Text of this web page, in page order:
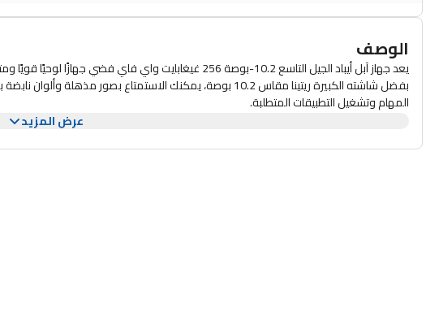
الوصف
يعد جهاز آبل أيباد الجيل التاسع 10.2-بوصة 256 غيغابايت واي فاي فضي جهازًا لوحيًا قويًا ومتعدد الاستخدامات يوفر تجربة مستخدم سلسة.
المهام وتشغيل التطبيقات المتطلبة.
كما يتميز بسعة تخزين تبلغ 256 غيغابايت، مما يوفر مساحة كبيرة
عرض المزيد